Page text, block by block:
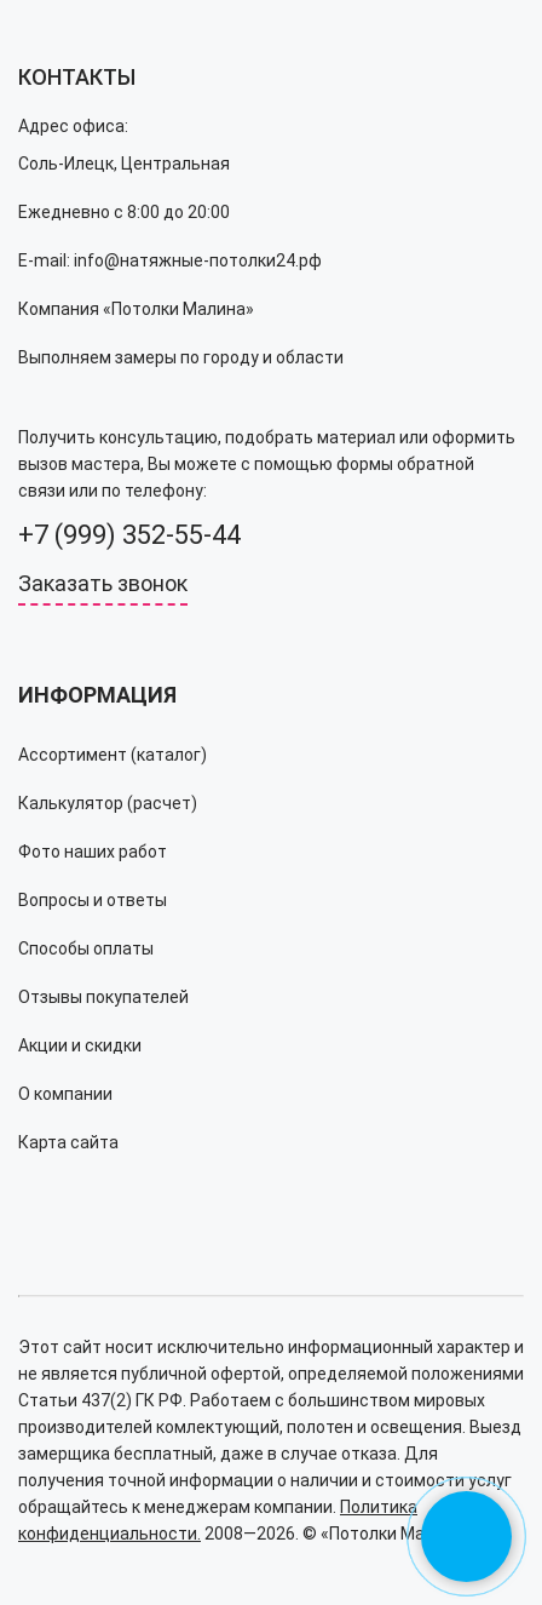
КОНТАКТЫ
Адрес офиса:
Соль-Илецк, Центральная
Ежедневно с 8:00 до 20:00
E-mail: info@натяжные-потолки24.рф
Компания «Потолки Малина»
Выполняем замеры по городу и области
Получить консультацию, подобрать материал или оформить
вызов мастера, Вы можете с помощью формы обратной
связи или по телефону:
+7 (999) 352-55-44
Заказать звонок
ИНФОРМАЦИЯ
Ассортимент (каталог)
Калькулятор (расчет)
Фото наших работ
Вопросы и ответы
Способы оплаты
Отзывы покупателей
Акции и скидки
О компании
Карта сайта
Этот сайт носит исключительно информационный характер и
не является публичной офертой, определяемой положениями
Статьи 437(2) ГК РФ. Работаем с большинством мировых
производителей комлектующий, полотен и освещения. Выезд
замерщика бесплатный, даже в случае отказа. Для
получения точной информации о наличии и стоимости услуг
обращайтесь к менеджерам компании. Политика
конфиденциальности. 2008—2026. © «Потолки Малина».